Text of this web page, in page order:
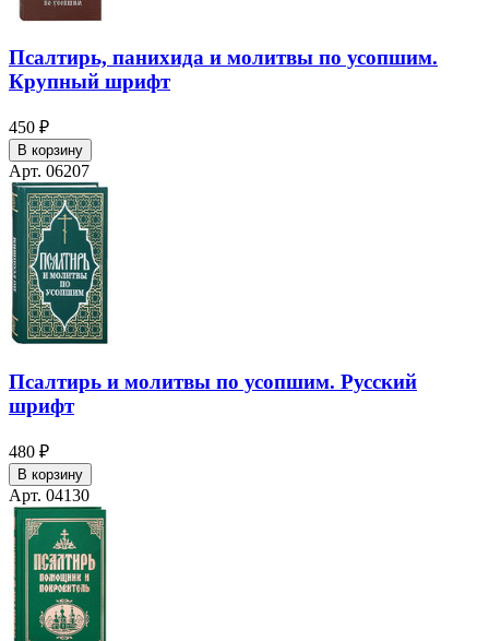
Псалтирь, панихида и молитвы по усопшим.
Крупный шрифт
450 ₽
В корзину
Арт. 06207
Псалтирь и молитвы по усопшим. Русский
шрифт
480 ₽
В корзину
Арт. 04130